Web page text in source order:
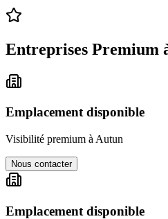
Entreprises Premium
Emplacement disponible
Visibilité premium à Autun
Nous contacter
Emplacement disponible